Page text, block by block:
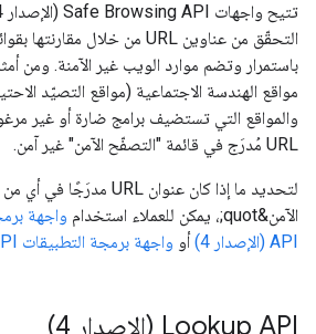
باستمرار وتضم موارد الويب غير الآمنة. ومن
مواقع الهندسة الاجتماعية (مواقع التصيّد
والمواقع التي تستضيف برامج ضارة أو غير
URL مُدرَج في قائمة "التصفّح الآمن" غير آمن.
الآمن&quot;، يمكن للعملاء استخدام
API (الإصدار 4)
أو واجهة برمجة التطبيقات Update API (الإصدار 4)
Lookup API (الإصدار 4)